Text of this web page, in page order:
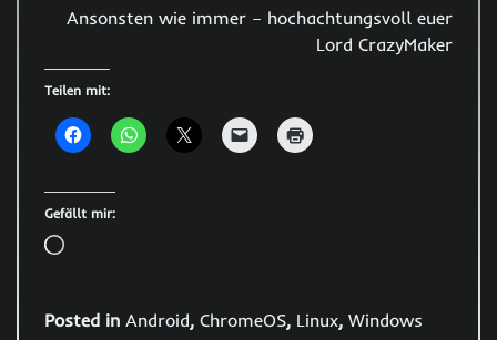
Ansonsten wie immer – hochachtungsvoll euer
Lord CrazyMaker
Teilen mit:
Gefällt mir:
Wird
Posted in Android, ChromeOS, Linux, Windows